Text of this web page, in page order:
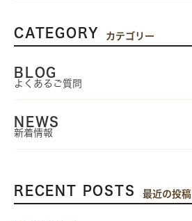
CATEGORY カテゴリー
BLOG
よくあるご質問
NEWS
新着情報
RECENT POSTS 最近の投稿